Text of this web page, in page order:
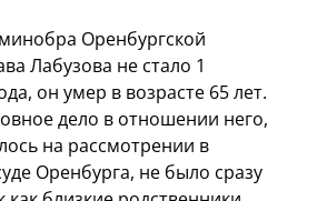
Оренбургской
Лабузова не стало 1
он умер в возрасте 65 лет.
дело в отношении него,
на рассмотрении в
Оренбурга, не было сразу